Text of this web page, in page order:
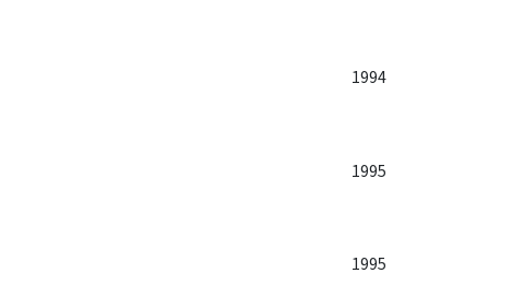
1994
1995
1995